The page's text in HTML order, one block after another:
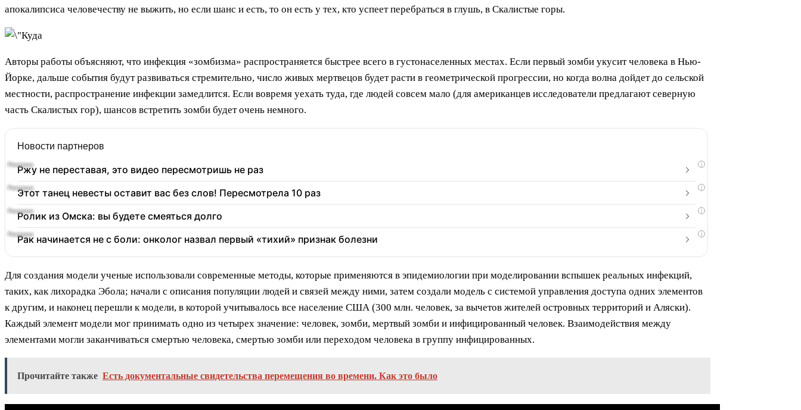
апокалипсиса человечеству не выжить, но если шанс и есть, то он есть у тех, кто успеет перебраться в глушь, в Скалистые горы.
Авторы работы объясняют, что инфекция «зомбизма» распространяется быстрее всего в густонаселенных местах. Если первый зомби укусит человека в Нью-
Йорке, дальше события будут развиваться стремительно, число живых мертвецов будет расти в геометрической прогрессии, но когда волна дойдет до сельской
местности, распространение инфекции замедлится. Если вовремя уехать туда, где людей совсем мало (для американцев исследователи предлагают северную
часть Скалистых гор), шансов встретить зомби будет очень немного.
Новости партнеров
i
Ржу не переставая, это видео пересмотришь не раз
i
Этот танец невесты оставит вас без слов! Пересмотрела 10 раз
i
Ролик из Омска: вы будете смеяться долго
i
Рак начинается не с боли: онколог назвал первый «тихий» признак болезни
Для создания модели ученые использовали современные методы, которые применяются в эпидемиологии при моделировании вспышек реальных инфекций,
таких, как лихорадка Эбола; начали с описания популяции людей и связей между ними, затем создали модель с системой управления доступа одних элементов
к другим, и наконец перешли к модели, в которой учитывалось все население США (300 млн. человек, за вычетов жителей островных территорий и Аляски).
Каждый элемент модели мог принимать одно из четырех значение: человек, зомби, мертвый зомби и инфицированный человек. Взаимодействия между
элементами могли заканчиваться смертью человека, смертью зомби или переходом человека в группу инфицированных.
Прочитайте также Есть документальные свидетельства перемещения во времени. Как это было